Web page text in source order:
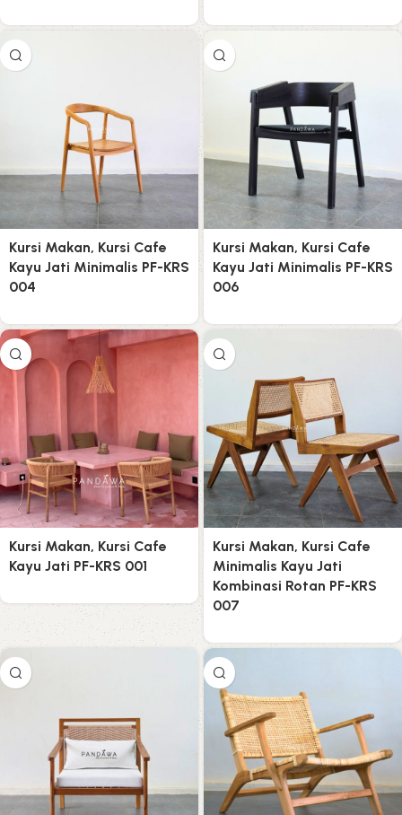
Kursi Makan, Kursi Cafe
Kayu Jati Minimalis PF-KRS
004
Kursi Makan, Kursi Cafe
Kayu Jati Minimalis PF-KRS
006
Kursi Makan, Kursi Cafe
Kayu Jati PF-KRS 001
Kursi Makan, Kursi Cafe
Minimalis Kayu Jati
Kombinasi Rotan PF-KRS
007